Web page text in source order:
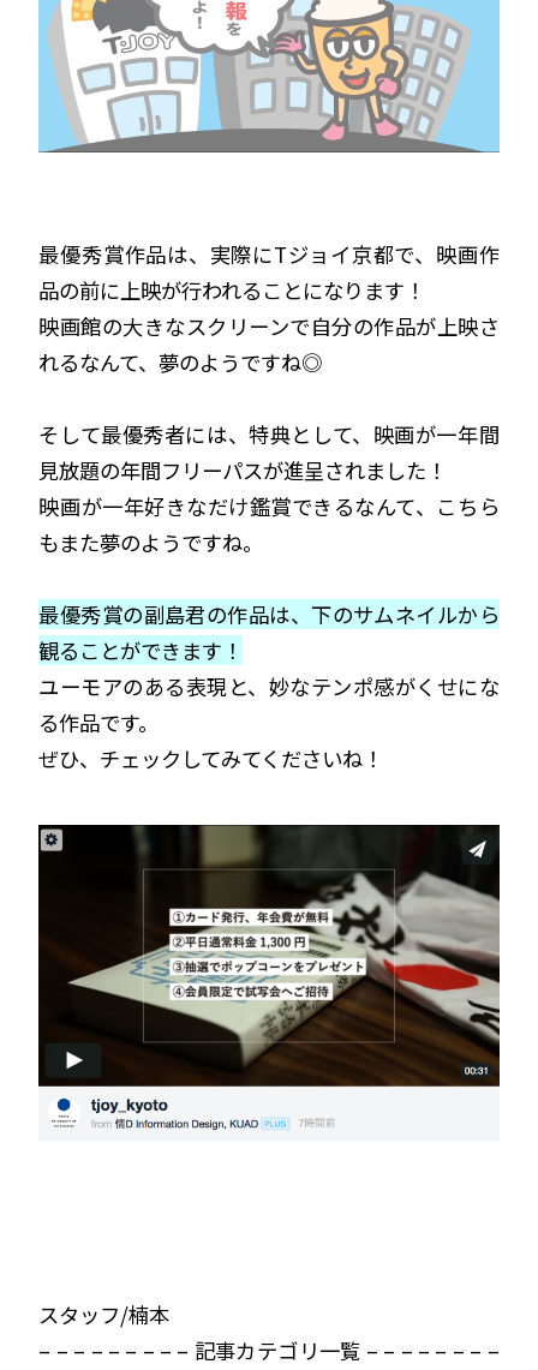
最優秀賞作品は、実際にTジョイ京都で、映画作
品の前に上映が行われることになります！
映画館の大きなスクリーンで自分の作品が上映さ
れるなんて、夢のようですね◎
そして最優秀者には、特典として、映画が一年間
見放題の年間フリーパスが進呈されました！
映画が一年好きなだけ鑑賞できるなんて、こちら
もまた夢のようですね。
最優秀賞の副島君の作品は、下のサムネイルから
観ることができます！
ユーモアのある表現と、妙なテンポ感がくせにな
る作品です。
ぜひ、チェックしてみてくださいね！
スタッフ/楠本
– – – – – – – – – 記事カテゴリ一覧 – – – – – – – –